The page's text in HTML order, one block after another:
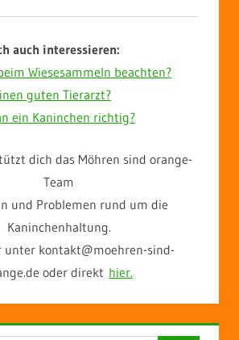
auch interessieren:
Wiesesammeln beachten?
guten Tierarzt?
ein Kaninchen richtig?
dich das Möhren sind orange-
Team
und Problemen rund um die
Kaninchenhaltung.
unter kontakt@moehren-sind-
oder direkt hier.